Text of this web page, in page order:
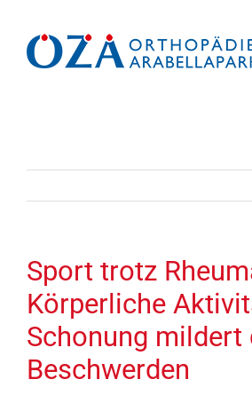
springen
Sport trotz
Körperliche
Schonung mildert
Beschwerden